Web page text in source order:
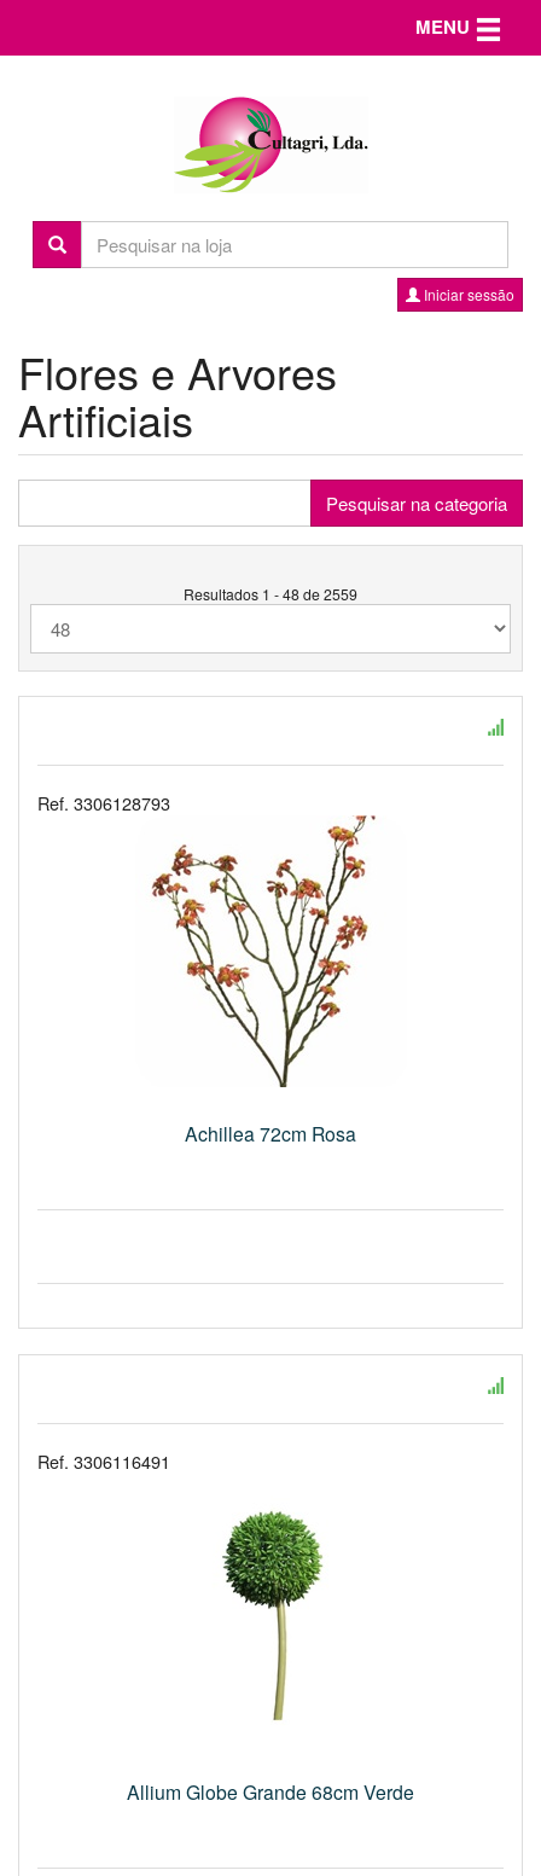
Iniciar sessão
MENU Toggle
Flores e Arvores
Artificiais
Pesquisar na categoria
Resultados 1 - 48 de 2559
Ref. 3306128793
Achillea 72cm Rosa
Ref. 3306116491
Allium Globe Grande 68cm Verde